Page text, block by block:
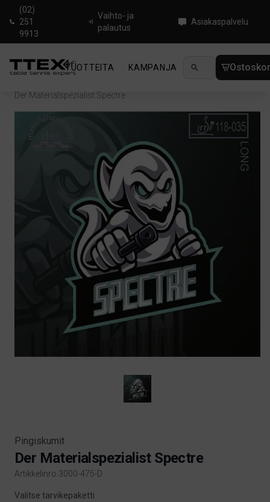
(02)
251
9913
Vaihto- ja
palautus
Asiakaspalvelu
TUOTTEITA KAMPANJA UUTUUDET
Der Materialspezialist Spectre
Pingiskumit
Der Materialspezialist Spectre
Artikkelinro:3000-475-D
Product information
Valitse tarvikepaketti